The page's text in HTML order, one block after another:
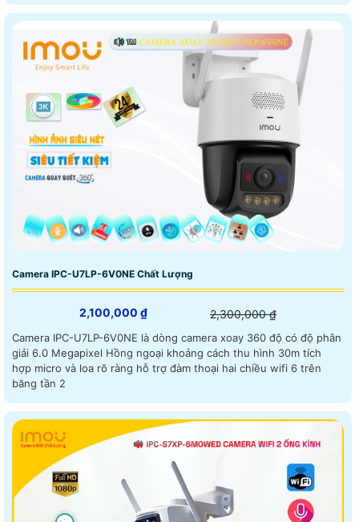
Camera IPC-U7LP-6V0NE Chất Lượng
2,100,000 ₫ 2,300,000 ₫
Camera IPC-U7LP-6V0NE là dòng camera xoay 360 độ có độ phân
giải 6.0 Megapixel Hồng ngoại khoảng cách thu hình 30m tích
hợp micro và loa rõ ràng hỗ trợ đàm thoại hai chiều wifi 6 trên
băng tần 2